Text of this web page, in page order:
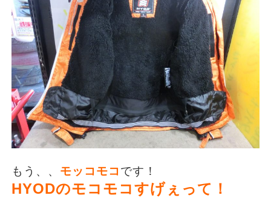
もう、、 モッコモコ です！
HYODのモコモコすげぇって！